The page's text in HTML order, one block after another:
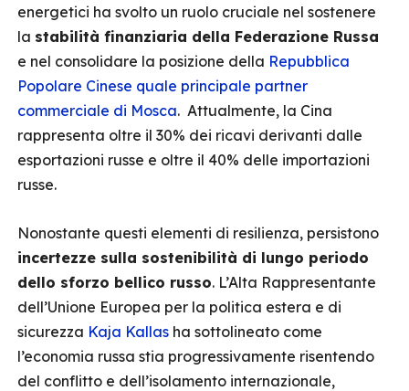
energetici ha svolto un ruolo cruciale nel sostenere
la stabilità finanziaria della Federazione Russa
e nel consolidare la posizione della Repubblica
Popolare Cinese quale principale partner
commerciale di Mosca. Attualmente, la Cina
rappresenta oltre il 30% dei ricavi derivanti dalle
esportazioni russe e oltre il 40% delle importazioni
russe.
Nonostante questi elementi di resilienza, persistono
incertezze sulla sostenibilità di lungo periodo
dello sforzo bellico russo. L’Alta Rappresentante
dell’Unione Europea per la politica estera e di
sicurezza Kaja Kallas ha sottolineato come
l’economia russa stia progressivamente risentendo
del conflitto e dell’isolamento internazionale,